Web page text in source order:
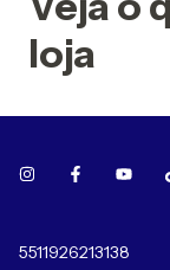
loja
5511926213138